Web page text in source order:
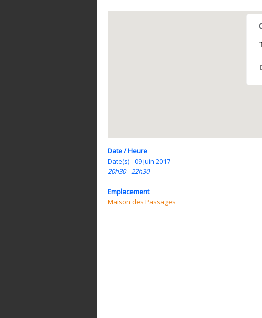
Date / Heure
Date(s) - 09 juin 2017
20h30 - 22h30
Emplacement
Maison des Passages